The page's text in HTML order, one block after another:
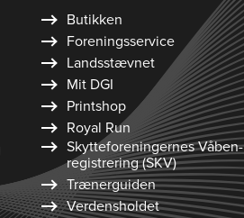
Butikken
Foreningsservice
Landsstævnet
Mit DGI
Printshop
Royal Run
Skytte­foreningernes Våben­
registrering (SKV)
Trænerguiden
Verdensholdet